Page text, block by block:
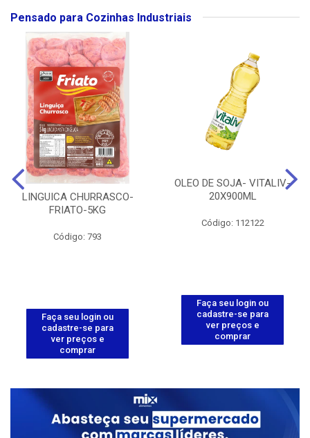
Pensado para Cozinhas Industriais
LINGUICA CHURRASCO-
FRIATO-5KG
Código: 793
Faça seu login ou
cadastre-se para
ver preços e
comprar
OLEO DE SOJA- VITALIV-
20X900ML
Código: 112122
Faça seu login ou
cadastre-se para
ver preços e
comprar